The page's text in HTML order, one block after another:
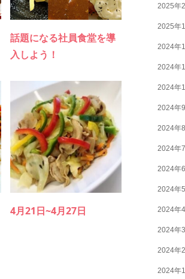
話題になる社員食堂を導
入しよう！
4月21日~4月27日
2025年
2025年
2024年
2024年
2024年
2024年
2024年
2024年
2024年
2024年
2024年
2024年
2024年
2024年